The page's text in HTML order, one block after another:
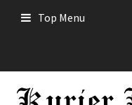
Top Menu